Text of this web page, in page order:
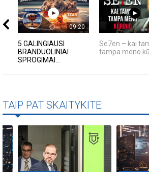
09:20
5 GALINGIAUSI
BRANDUOLINIAI
SPROGIMAI...
Se7en – kai
tampa meno
TAIP PAT SKAITYKITE: